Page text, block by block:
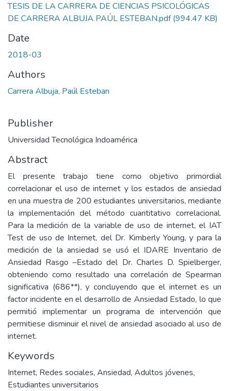
TESIS DE LA CARRERA DE CIENCIAS PSICOLÓGICAS
DE CARRERA ALBUJA PAÚL ESTEBAN.pdf(994.47 KB)
Date
2018-03
Authors
Carrera Albuja, Paúl Esteban
Publisher
Universidad Tecnológica Indoamérica
Abstract
El presente trabajo tiene como objetivo primordial
correlacionar el uso de internet y los estados de ansiedad
en una muestra de 200 estudiantes universitarios, mediante
la implementación del método cuantitativo correlacional.
Para la medición de la variable de uso de internet, el IAT
Test de uso de Internet, del Dr. Kimberly Young, y para la
medición de la ansiedad se usó el IDARE Inventario de
Ansiedad Rasgo –Estado del Dr. Charles D. Spielberger,
obteniendo como resultado una correlación de Spearman
significativa (686**), y concluyendo que el internet es un
factor incidente en el desarrollo de Ansiedad Estado, lo que
permitió implementar un programa de intervención que
permitiese disminuir el nivel de ansiedad asociado al uso de
internet.
Keywords
Internet, Redes sociales, Ansiedad, Adultos jóvenes,
Estudiantes universitarios